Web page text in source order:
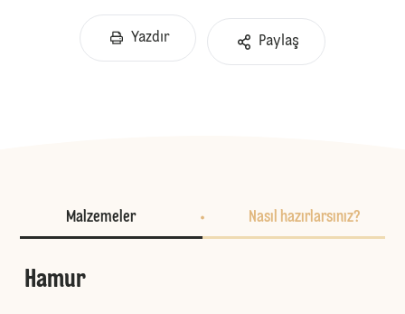
Yazdır Paylaş
Malzemeler Nasıl hazırlarsınız?
Hamur